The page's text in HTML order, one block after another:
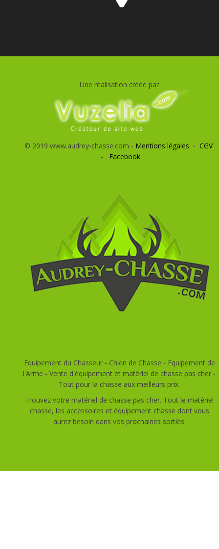
Une réalisation créée par
© 2019 www.audrey-chasse.com - Mentions légales - CGV
- Facebook
Equipement du Chasseur - Chien de Chasse - Equipement de
l'Arme - Vente d'équipement et matériel de chasse pas cher -
Tout pour la chasse aux meilleurs prix.
Trouvez votre matériel de chasse pas cher. Tout le matériel
chasse, les accessoires et équipement chasse dont vous
aurez besoin dans vos prochaines sorties.